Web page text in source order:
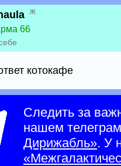
ж
66
котокафе
Следить за
нашем
Дирижабль». У